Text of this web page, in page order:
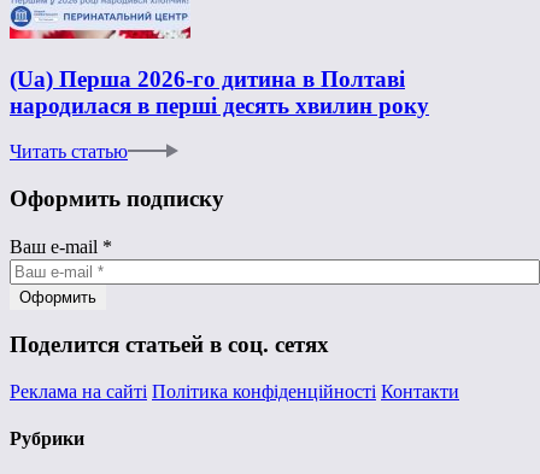
(Ua) Перша 2026-го дитина в Полтаві
народилася в перші десять хвилин року
Читать статью
Оформить подписку
Ваш e-mail *
Поделится статьей в соц. сетях
Реклама на сайті Політика конфіденційності Контакти
Рубрики